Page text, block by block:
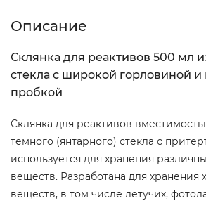
Описание
Склянка для реактивов 500 мл
стекла с широкой горловиной и
пробкой
Склянка для реактивов
темного (янтарного) стекла с
используется для хранения
веществ. Разработана для хранения
веществ, в том числе летучих,